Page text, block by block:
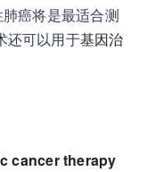
癌将是最适合测
还可以用于基因治
cancer therapy